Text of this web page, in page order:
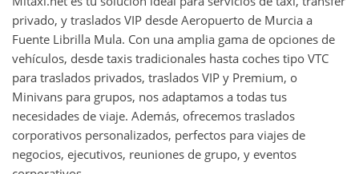
privado, y traslados VIP desde Aeropuerto de Murcia a
Fuente Librilla Mula. Con una amplia gama de opciones de
vehículos, desde taxis tradicionales hasta coches tipo VTC
para traslados privados, traslados VIP y Premium, o
Minivans para grupos, nos adaptamos a todas tus
necesidades de viaje. Además, ofrecemos traslados
corporativos personalizados, perfectos para viajes de
negocios, ejecutivos, reuniones de grupo, y eventos